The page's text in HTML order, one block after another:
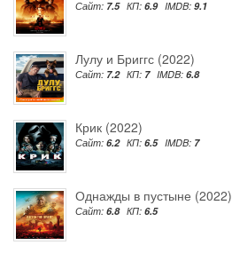
Сайт: 7.5 КП: 6.9 IMDB: 9.1
Лулу и Бриггс (2022)
Сайт: 7.2 КП: 7 IMDB: 6.8
Крик (2022)
Сайт: 6.2 КП: 6.5 IMDB: 7
Однажды в пустыне (2022)
Сайт: 6.8 КП: 6.5